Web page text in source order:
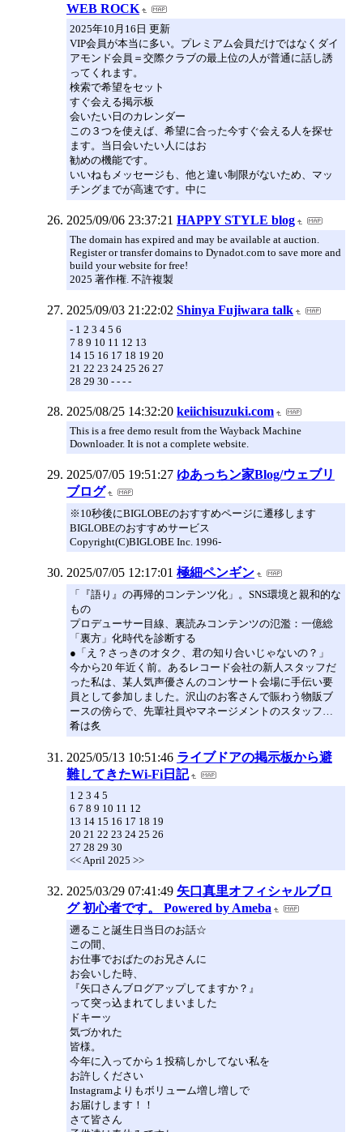
WEB ROCK
2025年10月16日 更新
VIP会員が本当に多い。プレミアム会員だけではなくダイ
アモンド会員＝交際クラブの最上位の人が普通に話し誘
ってくれます。
検索で希望をセット
すぐ会える掲⽰板
会いたい⽇のカレンダー
この３つを使えば、希望に合った今すぐ会える⼈を探せ
ます。当⽇会いたい⼈にはお
勧めの機能です。
いいねもメッセージも、他と違い制限がないため、マッ
チングまでが⾼速です。中に
2025/09/06 23:37:21 HAPPY STYLE blog
The domain has expired and may be available at auction.
Register or transfer domains to Dynadot.com to save more and
build your website for free!
2025 著作権. 不許複製
2025/09/03 21:22:02 Shinya Fujiwara talk
- 1 2 3 4 5 6
7 8 9 10 11 12 13
14 15 16 17 18 19 20
21 22 23 24 25 26 27
28 29 30 - - - -
2025/08/25 14:32:20 keiichisuzuki.com
This is a free demo result from the Wayback Machine
Downloader. It is not a complete website.
2025/07/05 19:51:27 ゆあっちン家Blog/ウェブリ
ブログ
※10秒後にBIGLOBEのおすすめページに遷移します
BIGLOBEのおすすめサービス
Copyright(C)BIGLOBE Inc. 1996-
2025/07/05 12:17:01 極細ペンギン
「『語り』の再帰的コンテンツ化」。SNS環境と親和的な
もの
プロデューサー目線、裏読みコンテンツの氾濫：一億総
「裏方」化時代を診断する
●「え？さっきのオタク、君の知り合いじゃないの？」
今から20 年近く前。あるレコード会社の新人スタッフだ
った私は、某人気声優さんのコンサート会場に手伝い要
員として参加しました。沢山のお客さんで賑わう物販ブ
ースの傍らで、先輩社員やマネージメントのスタッフ…
肴は炙
2025/05/13 10:51:46 ライブドアの掲示板から避
難してきたWi-Fi日記
1 2 3 4 5
6 7 8 9 10 11 12
13 14 15 16 17 18 19
20 21 22 23 24 25 26
27 28 29 30
<< April 2025 >>
2025/03/29 07:41:49 矢口真里オフィシャルブロ
グ 初心者です。 Powered by Ameba
遡ること誕生日当日のお話☆
この間、
お仕事でおばたのお兄さんに
お会いした時、
『矢口さんブログアップしてますか？』
って突っ込まれてしまいました
ドキーッ
気づかれた
皆様。
今年に入ってから１投稿しかしてない私を
お許しください
Instagramよりもボリューム増し増しで
お届けします！！
さて皆さん